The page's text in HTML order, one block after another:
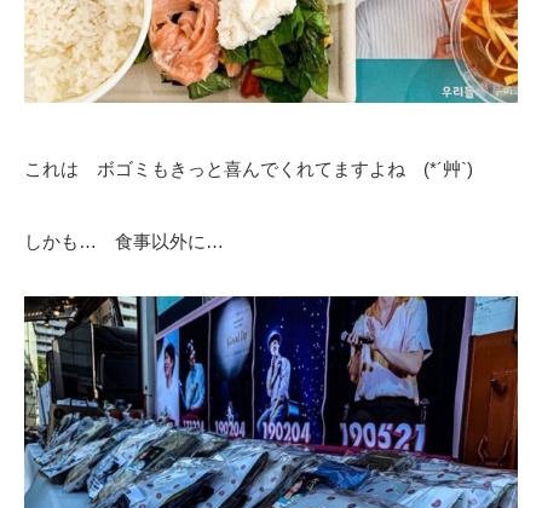
これは ボゴミもきっと喜んでくれてますよね (*´艸`)
しかも… 食事以外に…